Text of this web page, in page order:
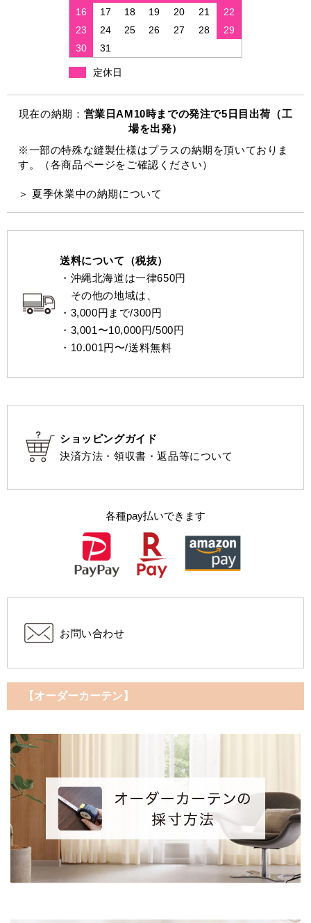
16
17 18 19 20 21
22
23
24 25 26 27 28
29
30
31
定休日
現在の納期： 営業日AM10時までの発注で5日目出荷（工
場を出発）
※一部の特殊な縫製仕様はプラスの納期を頂いておりま
す。（各商品ページをご確認ください）
＞ 夏季休業中の納期について
送料について（税抜）
・沖縄北海道は一律650円
その他の地域は、
・3,000円まで/300円
・3,001〜10,000円/500円
・10.001円〜/送料無料
ショッピングガイド
決済方法・領収書・返品等について
各種pay払いできます
お問い合わせ
【オーダーカーテン】